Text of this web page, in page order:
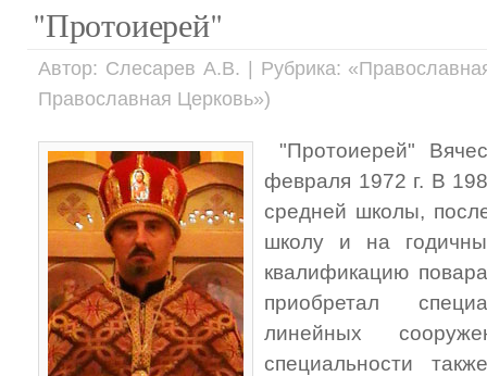
"Протоиерей"
Автор: Слесарев А.В. | Рубрика:
Православная Церковь»)
"Протоиерей"
февраля 1972 г. В
средней школы,
школу и на
квалификацию
приобретал
линейных
специальности